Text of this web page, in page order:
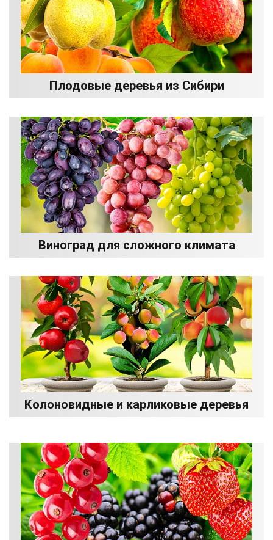
Плодовые деревья из Сибири
Виноград для сложного климата
Колоновидные и карликовые деревья